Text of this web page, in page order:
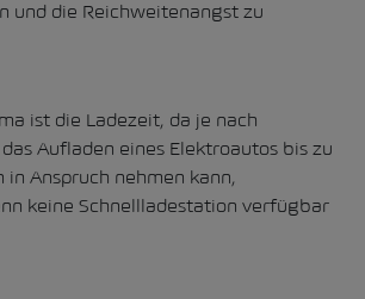
und die Reichweitenangst zu
ist die Ladezeit, da je nach
Aufladen eines Elektroautos bis zu
in Anspruch nehmen kann,
keine Schnellladestation verfügbar